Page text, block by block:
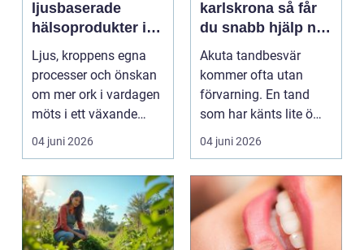
ljusbaserade
hälsoprodukter i
fokus
Ljus, kroppens egna
processer och önskan
om mer ork i vardagen
möts i ett växande
intresse för fotot...
04 juni 2026
karlskrona så får
du snabb hjälp när
tanden krisar
Akuta tandbesvär
kommer ofta utan
förvarning. En tand
som har känts lite öm
kan plötsligt göra så
on...
04 juni 2026